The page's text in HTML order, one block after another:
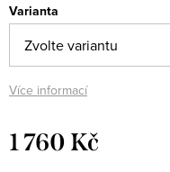
Varianta
Více informací
1 760 Kč